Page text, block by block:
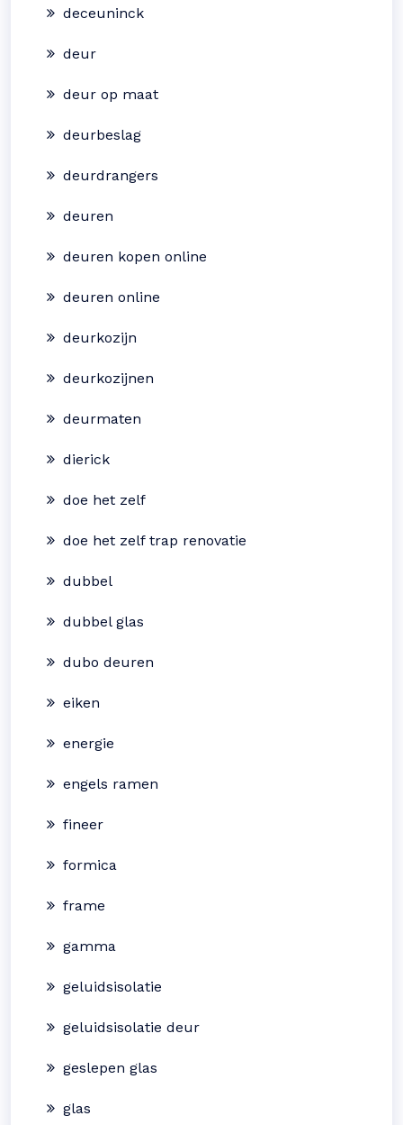
deceuninck
deur
deur op maat
deurbeslag
deurdrangers
deuren
deuren kopen online
deuren online
deurkozijn
deurkozijnen
deurmaten
dierick
doe het zelf
doe het zelf trap renovatie
dubbel
dubbel glas
dubo deuren
eiken
energie
engels ramen
fineer
formica
frame
gamma
geluidsisolatie
geluidsisolatie deur
geslepen glas
glas